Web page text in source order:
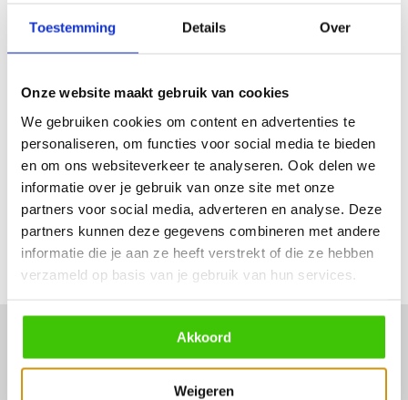
Toestemming Details Over
Onze website maakt gebruik van cookies
We gebruiken cookies om content en advertenties te
personaliseren, om functies voor social media te bieden
en om ons websiteverkeer te analyseren. Ook delen we
informatie over je gebruik van onze site met onze
partners voor social media, adverteren en analyse. Deze
partners kunnen deze gegevens combineren met andere
informatie die je aan ze heeft verstrekt of die ze hebben
verzameld op basis van je gebruik van hun services.
Akkoord
Weigeren
Een van onze specialisten helpt je graag verder!
Stuur ons een mail
Productomschrijving
Specificaties
Reviews
Delen
Hulp of advies nodig?